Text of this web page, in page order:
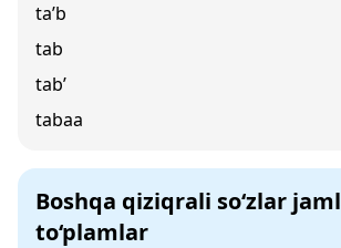
ta’b
tab
tab’
tabaa
Boshqa qiziqrali so‘zlar
to‘plamlar